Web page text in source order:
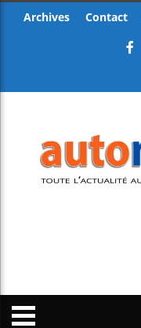
Archives Contact